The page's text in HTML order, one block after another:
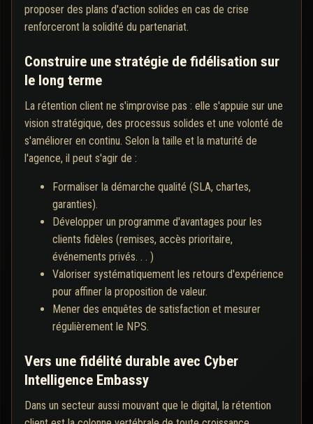
proposer des plans d'action solides en cas de crise
renforceront la solidité du partenariat.
Construire une stratégie de fidélisation sur
le long terme
La rétention client ne s'improvise pas : elle s'appuie sur une
vision stratégique, des processus solides et une volonté de
s'améliorer en continu. Selon la taille et la maturité de
l'agence, il peut s'agir de :
Formaliser la démarche qualité (SLA, chartes,
garanties).
Développer un programme d'avantages pour les
clients fidèles (remises, accès prioritaire,
événements privés. . . )
Valoriser systématiquement les retours d'expérience
pour affiner la proposition de valeur.
Mener des enquêtes de satisfaction et mesurer
régulièrement le NPS.
Vers une fidélité durable avec Cyber
Intelligence Embassy
Dans un secteur aussi mouvant que le digital, la rétention